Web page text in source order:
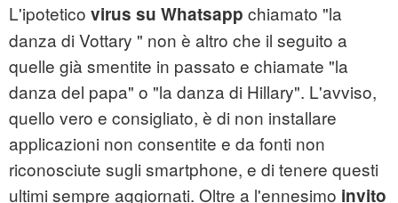
L'ipotetico virus su Whatsapp chiamato "la
danza di Vottary " non è altro che il seguito a
quelle già smentite in passato e chiamate "la
danza del papa" o "la danza di Hillary". L'avviso,
quello vero e consigliato, è di non installare
applicazioni non consentite e da fonti non
riconosciute sugli smartphone, e di tenere questi
ultimi sempre aggiornati. Oltre a l'ennesimo invito